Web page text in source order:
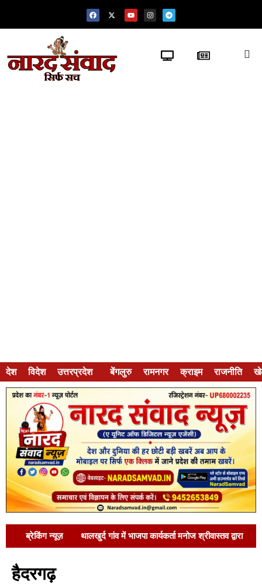
देश विदेश उत्तरप्रदेश बेंगलुरु रामनगर क्राइम राजनीति
ब्रेकिंग न्यूज़ थालखुर्द गांव में भाजपा कार्यकर्ता मनोज श्रीवास्तव द्वारा
हैदरगढ़